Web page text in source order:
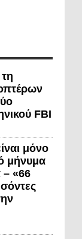
FBI
μόνο
μήνυμα
– «66